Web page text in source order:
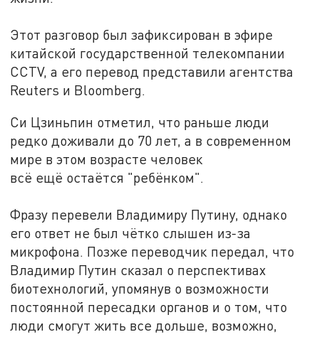
Этот разговор был зафиксирован в эфире
китайской государственной телекомпании
CCTV, а его перевод представили агентства
Reuters и Bloomberg.
Си Цзиньпин отметил, что раньше люди
редко доживали до 70 лет, а в современном
мире в этом возрасте человек
всё ещё остаётся "ребёнком".
Фразу перевели Владимиру Путину, однако
его ответ не был чётко слышен из-за
микрофона. Позже переводчик передал, что
Владимир Путин сказал о перспективах
биотехнологий, упомянув о возможности
постоянной пересадки органов и о том, что
люди смогут жить все дольше, возможно,